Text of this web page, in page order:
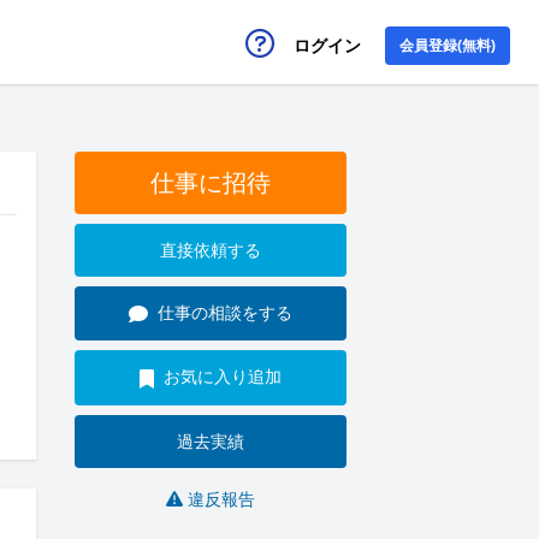
ログイン 会員登録(無料)
仕事に招待
直接依頼する
仕事の相談をする
お気に入り追加
過去実績
違反報告